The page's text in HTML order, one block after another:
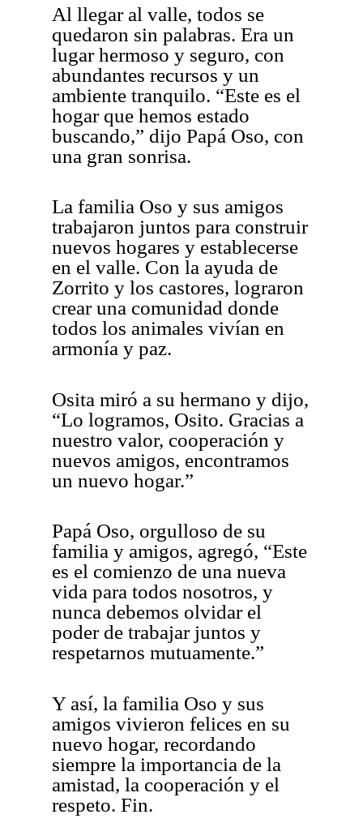
Al llegar al valle, todos se
quedaron sin palabras. Era un
lugar hermoso y seguro, con
abundantes recursos y un
ambiente tranquilo. “Este es el
hogar que hemos estado
buscando,” dijo Papá Oso, con
una gran sonrisa.
La familia Oso y sus amigos
trabajaron juntos para construir
nuevos hogares y establecerse
en el valle. Con la ayuda de
Zorrito y los castores, lograron
crear una comunidad donde
todos los animales vivían en
armonía y paz.
Osita miró a su hermano y dijo,
“Lo logramos, Osito. Gracias a
nuestro valor, cooperación y
nuevos amigos, encontramos
un nuevo hogar.”
Papá Oso, orgulloso de su
familia y amigos, agregó, “Este
es el comienzo de una nueva
vida para todos nosotros, y
nunca debemos olvidar el
poder de trabajar juntos y
respetarnos mutuamente.”
Y así, la familia Oso y sus
amigos vivieron felices en su
nuevo hogar, recordando
siempre la importancia de la
amistad, la cooperación y el
respeto. Fin.